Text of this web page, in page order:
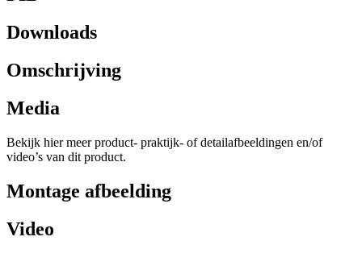
Downloads
Omschrijving
Media
Bekijk hier meer product- praktijk- of detailafbeeldingen en/of
video’s van dit product.
Montage afbeelding
Video